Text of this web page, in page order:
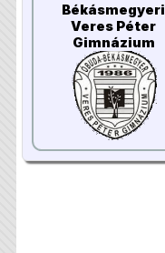
Békásmegyeri
Veres Péter
Gimnázium